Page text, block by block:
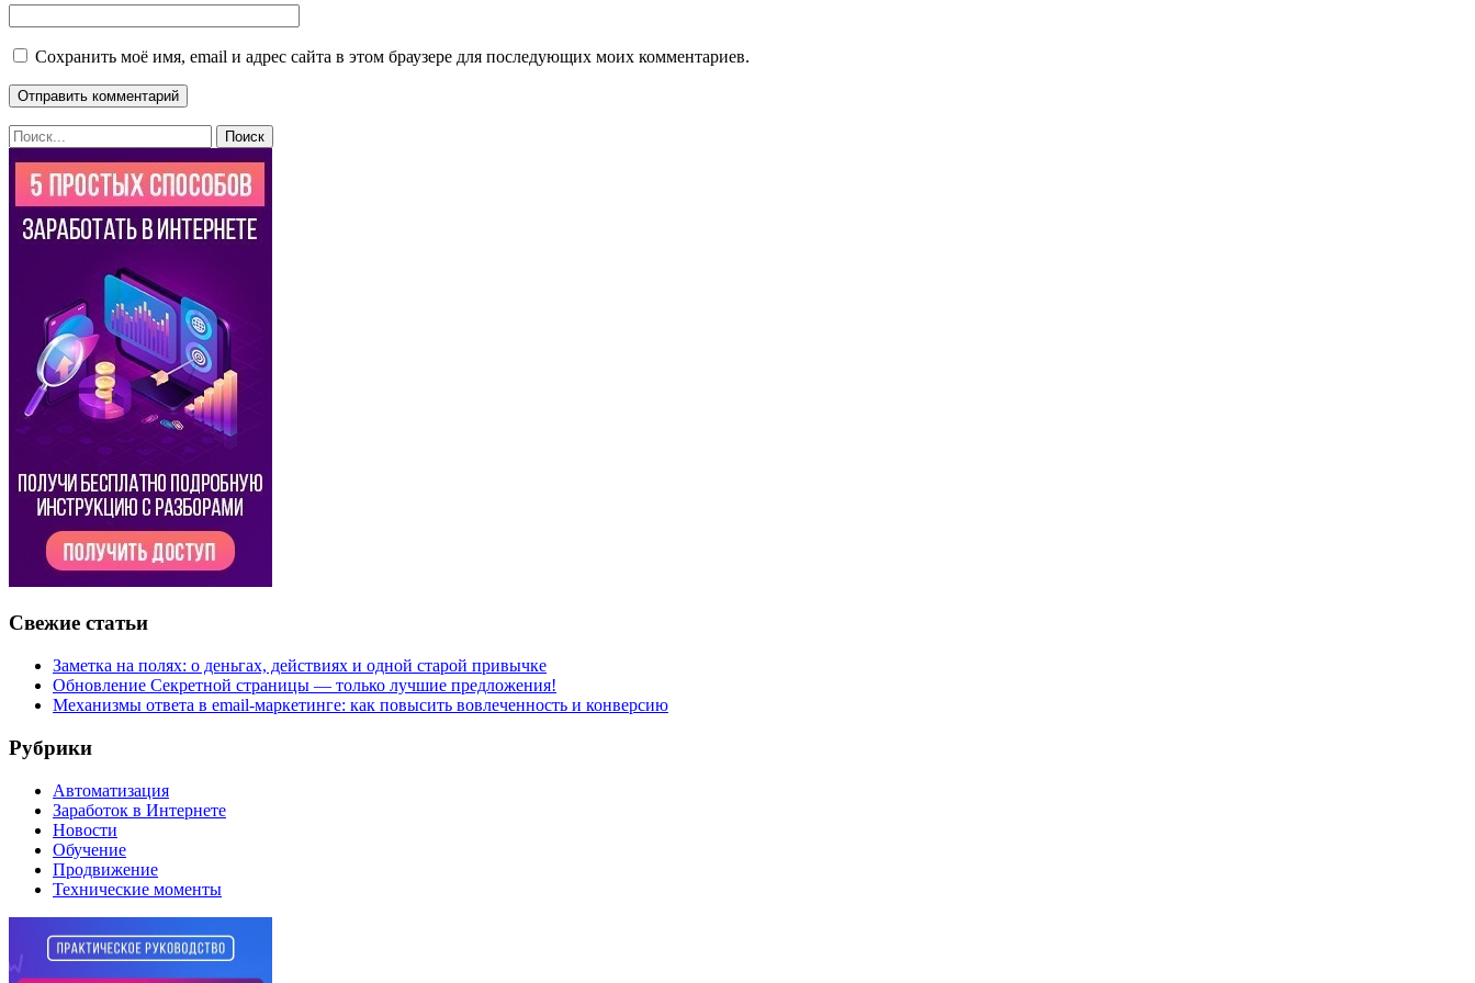
Сохранить моё имя, email и адрес сайта в этом браузере для последующих моих комментариев.
Свежие статьи
Заметка на полях: о деньгах, действиях и одной старой привычке
Обновление Секретной страницы — только лучшие предложения!
Механизмы ответа в email-маркетинге: как повысить вовлеченность и конверсию
Рубрики
Автоматизация
Заработок в Интернете
Новости
Обучение
Продвижение
Технические моменты